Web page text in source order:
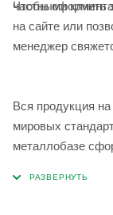
частными
Чтобы оформить
на сайте или
менеджер
Вся продукция
мировых
металлобазе